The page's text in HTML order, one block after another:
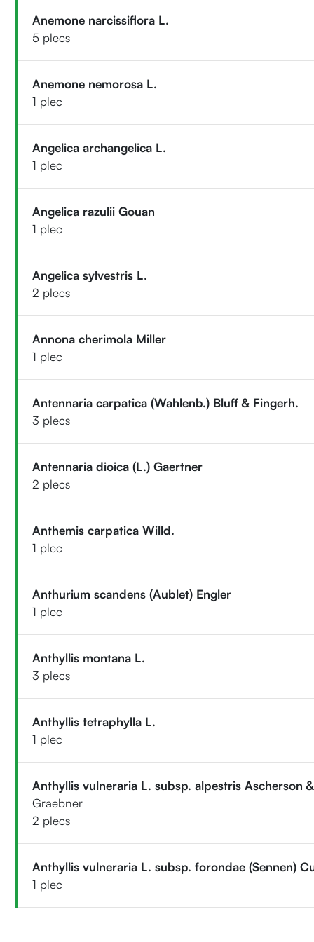
Anemone narcissiflora L.
5 plecs
Anemone nemorosa L.
1 plec
Angelica archangelica L.
1 plec
Angelica razulii Gouan
1 plec
Angelica sylvestris L.
2 plecs
Annona cherimola Miller
1 plec
Antennaria carpatica (Wahlenb.) Bluff & Fingerh.
3 plecs
Antennaria dioica (L.) Gaertner
2 plecs
Anthemis carpatica Willd.
1 plec
Anthurium scandens (Aublet) Engler
1 plec
Anthyllis montana L.
3 plecs
Anthyllis tetraphylla L.
1 plec
Anthyllis vulneraria L. subsp. alpestris Ascherson &
Graebner
2 plecs
Anthyllis vulneraria L. subsp. forondae (Sennen)
1 plec